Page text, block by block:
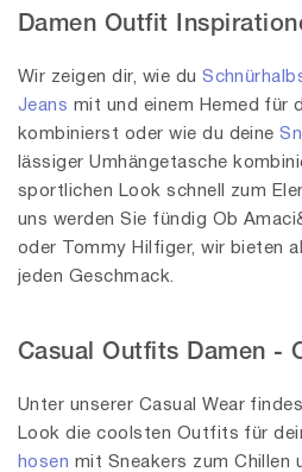
Damen Outfit
Wir zeigen dir, wie du
Jeans mit und einem Hemed für
kombinierst oder wie du deine
lässiger Umhängetasche
sportlichen Look schnell zum
uns werden Sie fündig Ob
oder Tommy Hilfiger, wir bieten
jeden Geschmack.
Casual Outfits Damen -
Unter unserer Casual Wear
Look die coolsten Outfits für
hosen mit Sneakers zum Chillen